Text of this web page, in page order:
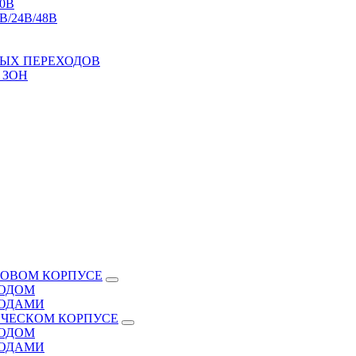
48В
ПЕРЕХОДОВ
КОРПУСЕ
КОРПУСЕ